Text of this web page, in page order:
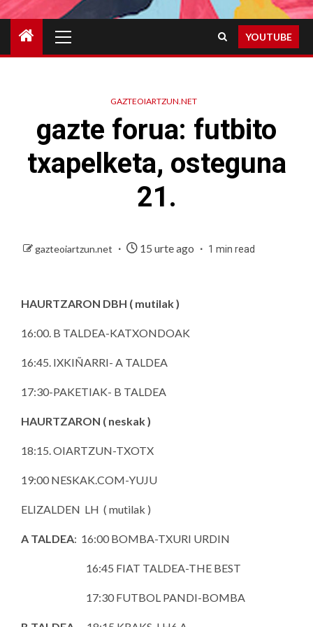
Menu
YOUTUBE
GAZTEOIARTZUN.NET
gazte forua: futbito
txapelketa, osteguna
21.
gazteoiartzun.net 15 urte ago 1 min read
HAURTZARON DBH ( mutilak )
16:00. B TALDEA-KATXONDOAK
16:45. IXKIÑARRI- A TALDEA
17:30-PAKETIAK- B TALDEA
HAURTZARON ( neskak )
18:15. OIARTZUN-TXOTX
19:00 NESKAK.COM-YUJU
ELIZALDEN LH ( mutilak )
A TALDEA: 16:00 BOMBA-TXURI URDIN
16:45 FIAT TALDEA-THE BEST
17:30 FUTBOL PANDI-BOMBA